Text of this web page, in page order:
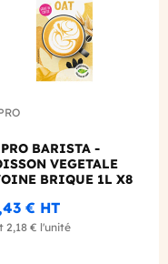
BARISTA -
VEGETALE
BRIQUE 1L X8
€ HT
2,18 € l'unité